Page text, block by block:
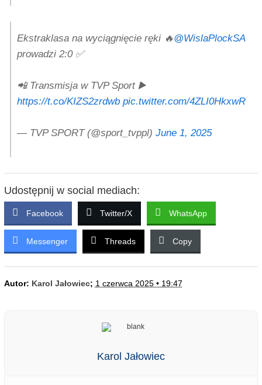
Ekstraklasa na wyciągnięcie ręki 🔥@WislaPlockSA
prowadzi 2:0 ✅
📲 Transmisja w TVP Sport ▶️
https://t.co/KIZS2zrdwb pic.twitter.com/4ZLI0HkxwR
— TVP SPORT (@sport_tvppl) June 1, 2025
Udostępnij w social mediach:
Facebook Twitter/X WhatsApp
Messenger Threads Copy
Autor: Karol Jałowiec; 1 czerwca 2025 • 19:47
Karol Jałowiec